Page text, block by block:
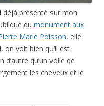
déjà présenté sur mon
du monument aux
Marie Poisson, elle
on voit bien qu’il est
qu’un voile de
les cheveux et le